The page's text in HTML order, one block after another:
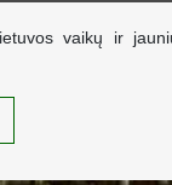
vaikų ir